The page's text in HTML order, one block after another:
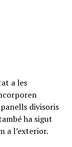
a les
divisoris
ha sigut
a l’exterior.